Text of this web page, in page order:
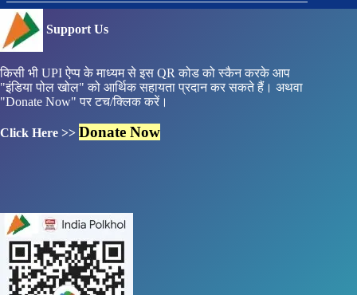
Support Us
किसी भी UPI ऐप्प के माध्यम से इस QR कोड को स्कैन करके आप
"इंडिया पोल खोल" को आर्थिक सहायता प्रदान कर सकते हैं। अथवा
"Donate Now" पर टच/क्लिक करें।
Click Here >> Donate Now